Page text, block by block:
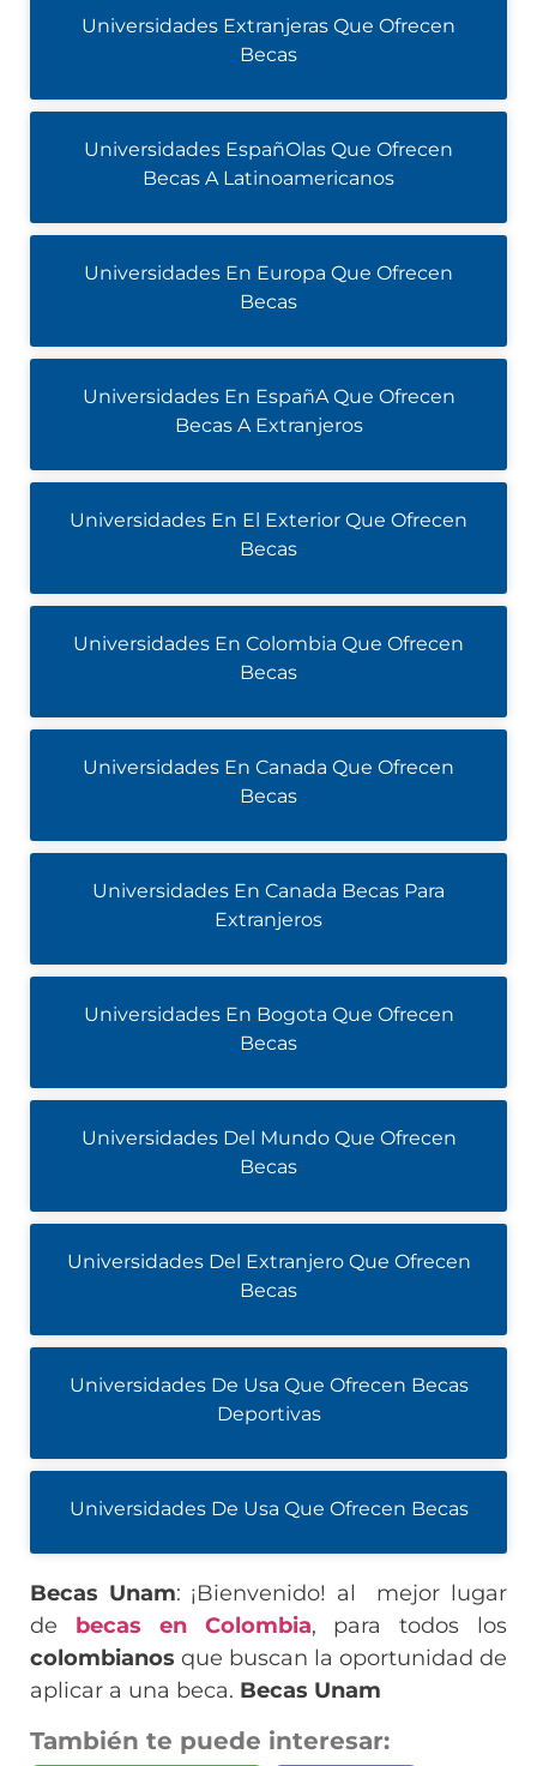
Universidades Extranjeras Que Ofrecen
Becas
Universidades EspañOlas Que Ofrecen
Becas A Latinoamericanos
Universidades En Europa Que Ofrecen
Becas
Universidades En EspañA Que Ofrecen
Becas A Extranjeros
Universidades En El Exterior Que Ofrecen
Becas
Universidades En Colombia Que Ofrecen
Becas
Universidades En Canada Que Ofrecen
Becas
Universidades En Canada Becas Para
Extranjeros
Universidades En Bogota Que Ofrecen
Becas
Universidades Del Mundo Que Ofrecen
Becas
Universidades Del Extranjero Que Ofrecen
Becas
Universidades De Usa Que Ofrecen Becas
Deportivas
Universidades De Usa Que Ofrecen Becas
Becas Unam: ¡Bienvenido! al mejor lugar
de becas en Colombia, para todos los
colombianos que buscan la oportunidad de
aplicar a una beca. Becas Unam
También te puede interesar: